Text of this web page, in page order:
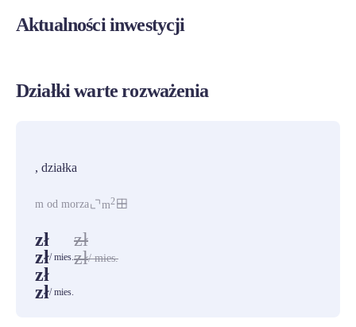
Aktualności inwestycji
Działki warte rozważenia
, działka
m od morza m2
zł
zł/ mies.
zł
zł/ mies.
zł
zł/ mies.